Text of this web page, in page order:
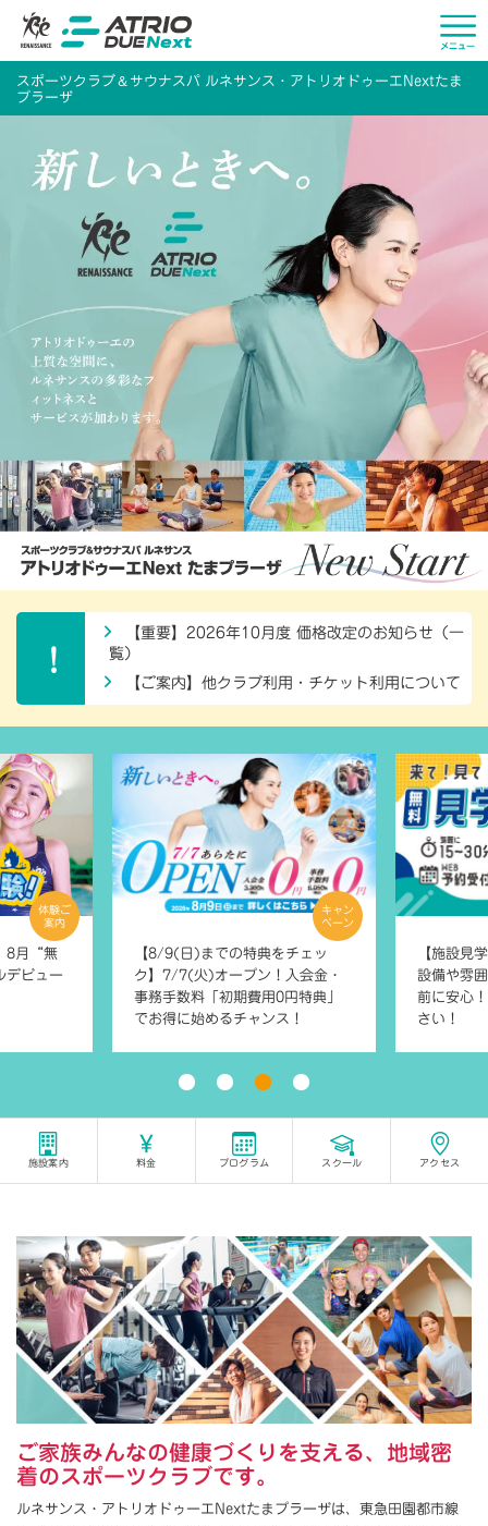
スポーツクラブ＆ サウナスパ ルネサンス・アトリオドゥーエNextたま
プラーザ
【重要】2026年10月度 価格改定のお知らせ（一
覧）
【ご案内】他クラブ利用・チケット利用について
体験ご
案内
8月“無
デビュー
キャン
ペーン
【8/9(日)までの特典をチェッ
ク】7/7(火)オープン！入会金・
事務手数料「初期費用0円特典」
でお得に始めるチャンス！
【施設見
設備や雰
前に安心
さい！
施設案内 料金 プログラム スクール アクセス
ご家族みんなの健康づくりを支える、地域密
着のスポーツクラブです。
ルネサンス・アトリオドゥーエNextたまプラーザは、東急田園都市線